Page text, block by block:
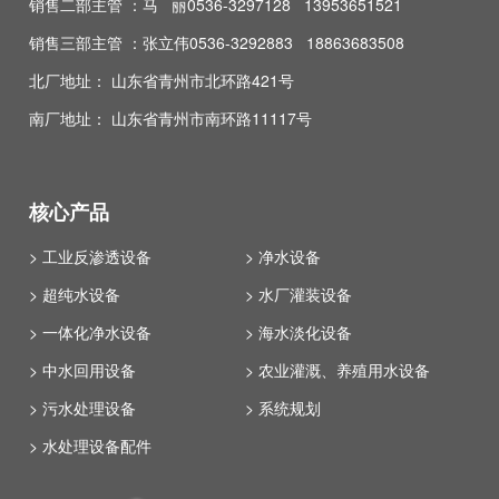
销售二部主管 ：马 丽0536-3297128 13953651521
销售三部主管 ：张立伟0536-3292883 18863683508
北厂地址： 山东省青州市北环路421号
南厂地址： 山东省青州市南环路11117号
核心产品
> 工业反渗透设备
> 净水设备
> 超纯水设备
> 水厂灌装设备
> 一体化净水设备
> 海水淡化设备
> 中水回用设备
> 农业灌溉、养殖用水设备
> 污水处理设备
> 系统规划
> 水处理设备配件